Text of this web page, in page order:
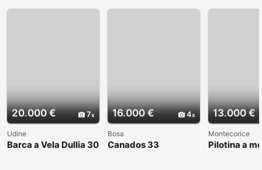
20.000 € 7
Udine
Barca a Vela Dullia 30
16.000 € 4
Bosa
Canados 33
13.000 €
Montecorice
Pilotina a